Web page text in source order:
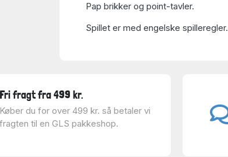
Pap brikker og point-tavler.
Spillet er med engelske spilleregler.
Fri fragt fra 499 kr.
Køber du for over 499 kr. så betaler vi
fragten til en GLS pakkeshop.